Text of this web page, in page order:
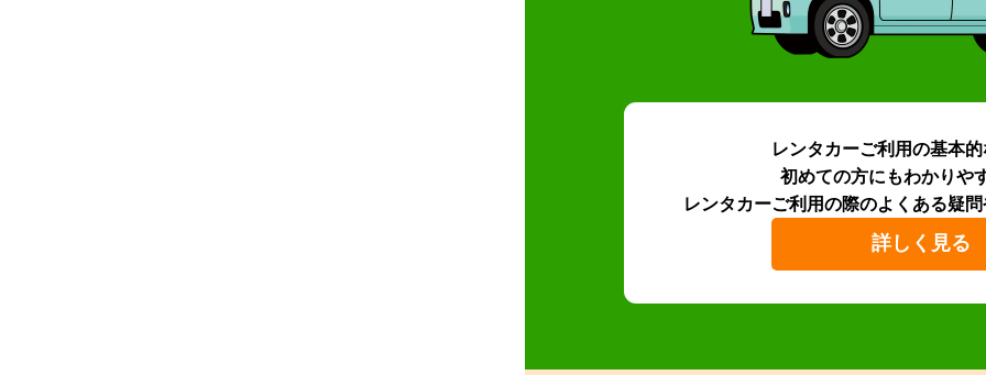
レンタカーご利用の基本
初めての方にもわかりや
レンタカーご利用の際のよくある疑問
詳しく見る